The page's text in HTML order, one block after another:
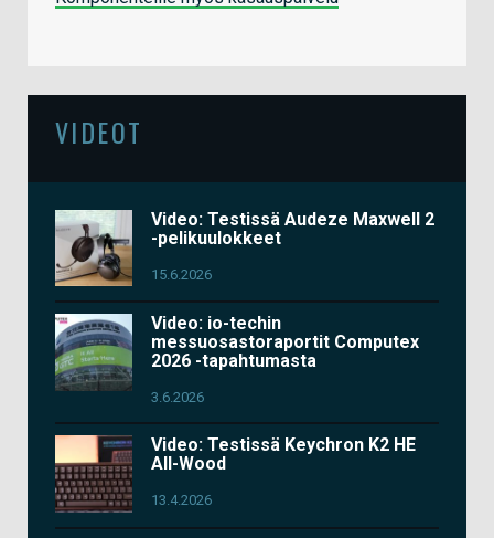
VIDEOT
Video: Testissä Audeze Maxwell 2
-pelikuulokkeet
15.6.2026
Video: io-techin
messuosastoraportit Computex
2026 -tapahtumasta
3.6.2026
Video: Testissä Keychron K2 HE
All-Wood
13.4.2026